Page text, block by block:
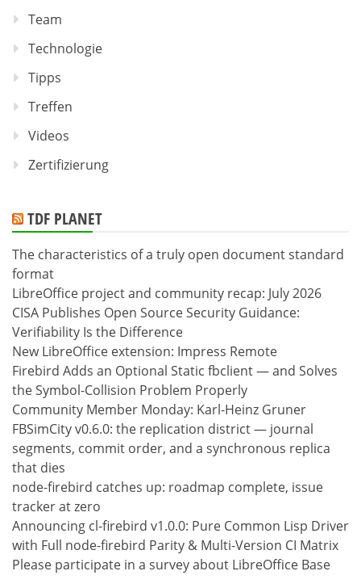
Team
Technologie
Tipps
Treffen
Videos
Zertifizierung
TDF PLANET
The characteristics of a truly open document standard
format
LibreOffice project and community recap: July 2026
CISA Publishes Open Source Security Guidance:
Verifiability Is the Difference
New LibreOffice extension: Impress Remote
Firebird Adds an Optional Static fbclient — and Solves
the Symbol-Collision Problem Properly
Community Member Monday: Karl-Heinz Gruner
FBSimCity v0.6.0: the replication district — journal
segments, commit order, and a synchronous replica
that dies
node-firebird catches up: roadmap complete, issue
tracker at zero
Announcing cl-firebird v1.0.0: Pure Common Lisp Driver
with Full node-firebird Parity & Multi-Version CI Matrix
Please participate in a survey about LibreOffice Base